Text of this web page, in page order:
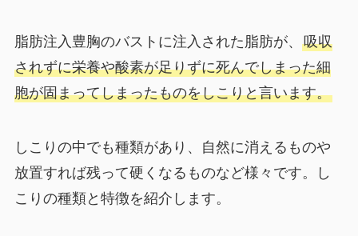
脂肪注入豊胸のバストに注入された脂肪が、 吸収
されずに栄養や酸素が足りずに死んでしまった細
胞が固まってしまったものをしこりと言います。
しこりの中でも種類があり、自然に消えるものや
放置すれば残って硬くなるものなど様々です。し
こりの種類と特徴を紹介します。